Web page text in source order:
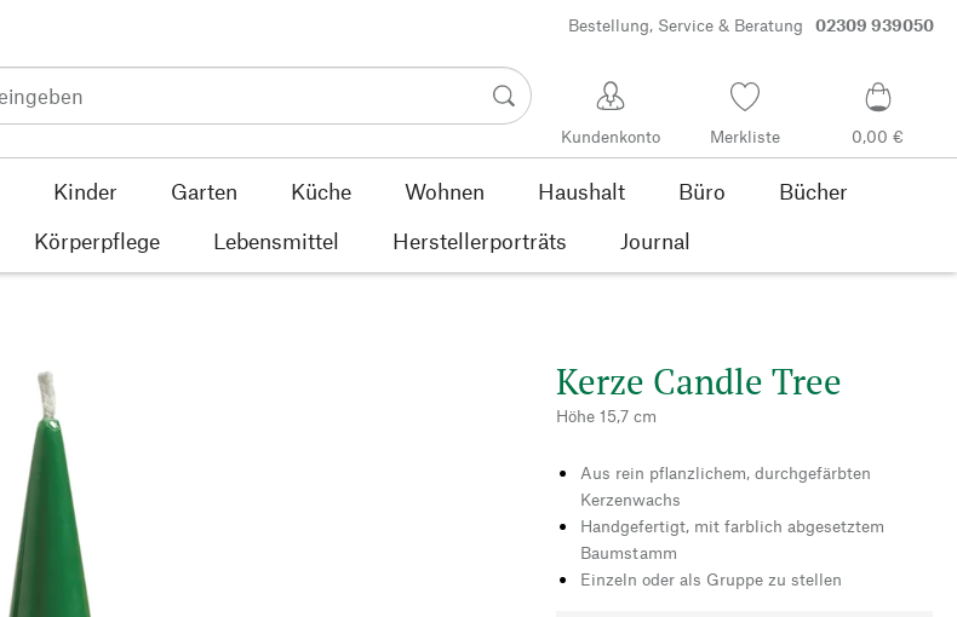
Bestellung, Service & Beratung 02309 939050
Kundenkonto Merkliste 0,00 €
Kinder Garten Küche Wohnen Haushalt Büro
Bücher
Körperpflege Lebensmittel Herstellerporträts Journal
Kerze Candle Tree
Höhe 15,7 cm
Aus rein pflanzlichem, durchgefärbten
Kerzenwachs
Handgefertigt, mit farblich abgesetztem
Baumstamm
Einzeln oder als Gruppe zu stellen